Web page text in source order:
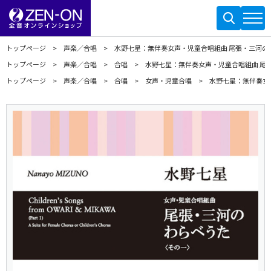
トップページ 声楽／合唱
水野七星：無伴奏女声・児童合唱組曲 尾張・三河
トップページ
声楽／合唱 合唱
水野七星：無伴奏女声・児童合唱組曲 尾
トップページ
声楽／合唱 合唱 女声・児童合唱 水野七星：無伴奏